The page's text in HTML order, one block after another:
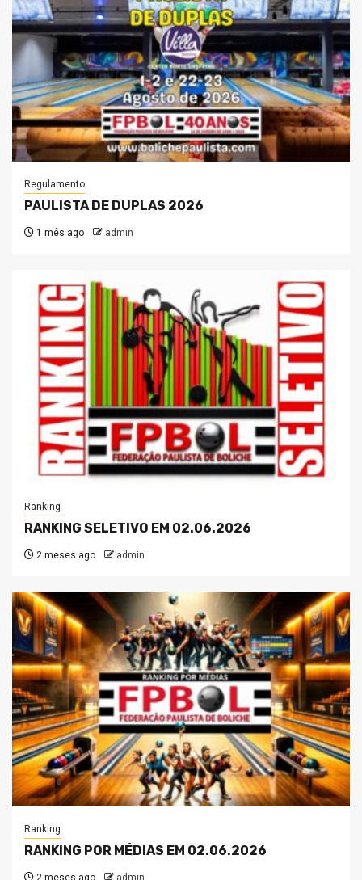
Regulamento
PAULISTA DE DUPLAS 2026
1 mês ago admin
Ranking
RANKING SELETIVO EM 02.06.2026
2 meses ago admin
Ranking
RANKING POR MÉDIAS EM 02.06.2026
2 meses ago admin